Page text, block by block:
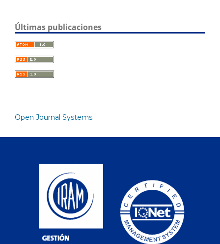
Últimas publicaciones
Open Journal Systems